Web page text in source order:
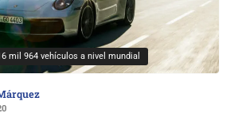
mil 964 vehículos a nivel mundial